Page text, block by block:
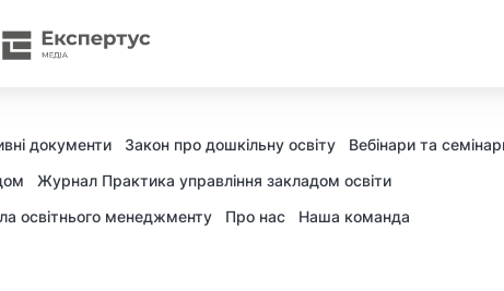
документи Закон про дошкільну освіту
Вебінари та
Журнал Практика управління закладом освіти
освітнього менеджменту Про нас Наша команда